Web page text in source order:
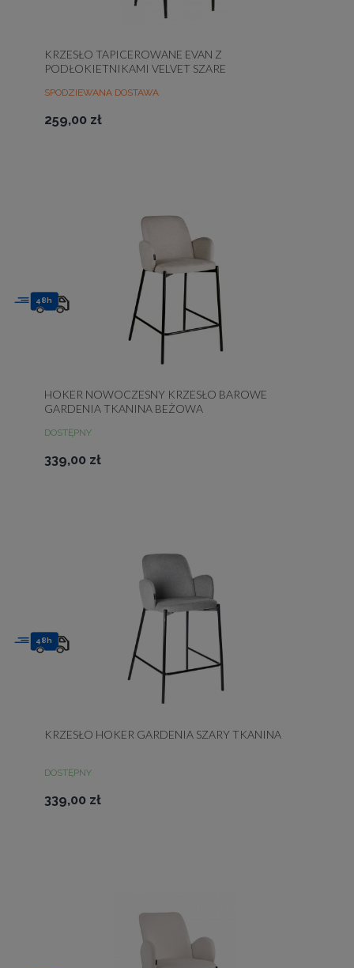
KRZESŁO TAPICEROWANE EVAN Z
PODŁOKIETNIKAMI VELVET SZARE
SPODZIEWANA DOSTAWA
259,00 zł
HOKER NOWOCZESNY KRZESŁO BAROWE
GARDENIA TKANINA BEŻOWA
DOSTĘPNY
339,00 zł
48h
KRZESŁO HOKER GARDENIA SZARY TKANINA
DOSTĘPNY
339,00 zł
48h